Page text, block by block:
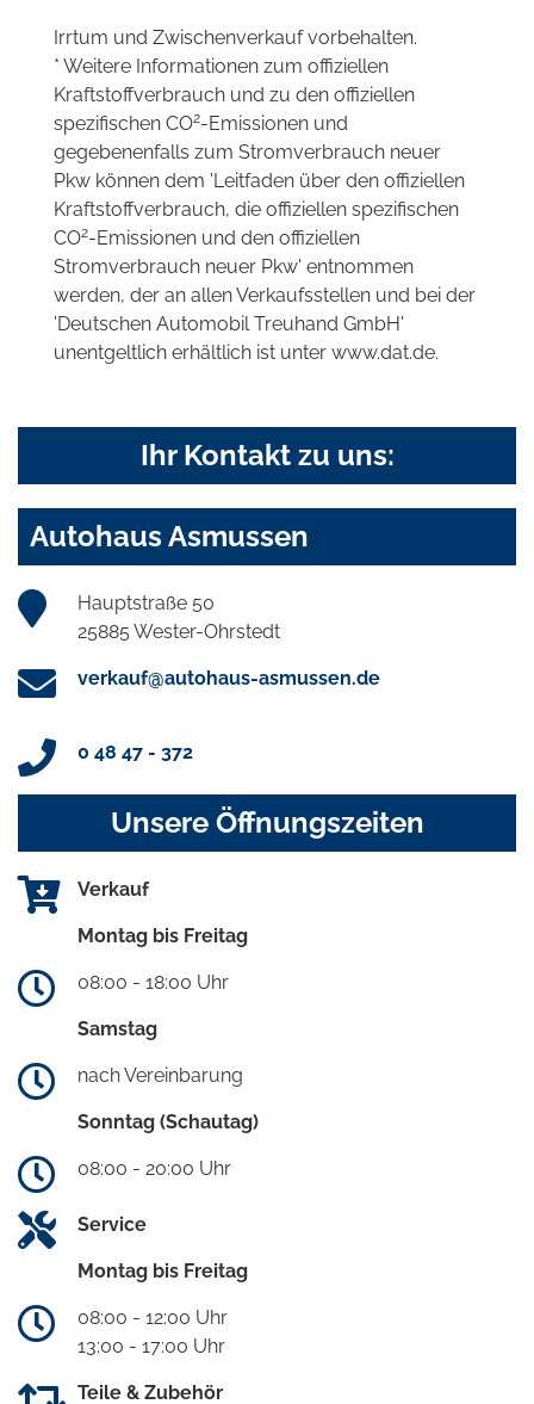
Irrtum und Zwischenverkauf vorbehalten.
* Weitere Informationen zum offiziellen
Kraftstoffverbrauch und zu den offiziellen
spezifischen CO2-Emissionen und
gegebenenfalls zum Stromverbrauch neuer
Pkw können dem 'Leitfaden über den offiziellen
Kraftstoffverbrauch, die offiziellen spezifischen
CO2-Emissionen und den offiziellen
Stromverbrauch neuer Pkw' entnommen
werden, der an allen Verkaufsstellen und bei der
'Deutschen Automobil Treuhand GmbH'
unentgeltlich erhältlich ist unter www.dat.de.
Ihr Kontakt zu uns:
Autohaus Asmussen
Hauptstraße 50
25885 Wester-Ohrstedt
verkauf@autohaus-asmussen.de
0 48 47 - 372
Unsere Öffnungszeiten
Verkauf
Montag bis Freitag
08:00 - 18:00 Uhr
Samstag
nach Vereinbarung
Sonntag (Schautag)
08:00 - 20:00 Uhr
Service
Montag bis Freitag
08:00 - 12:00 Uhr
13:00 - 17:00 Uhr
Teile & Zubehör